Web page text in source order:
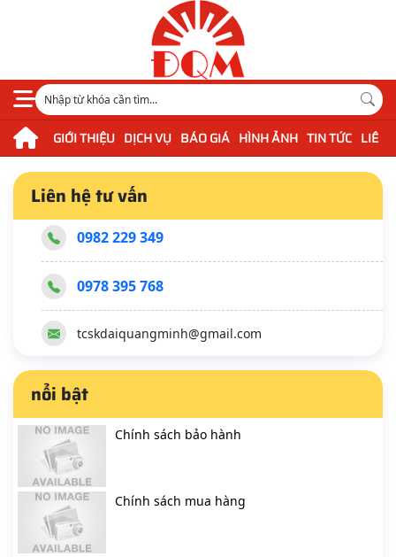
GIỚI THIỆU DỊCH VỤ BÁO GIÁ HÌNH ẢNH TIN TỨC LIÊN
Chính sách trả hàng
30/12/2020 07:23 AM 106 Lượt xem
Nội dung đang cập nhật
Liên hệ tư vấn
0982 229 349
0978 395 768
tcskdaiquangminh@gmail.com
nổi bật
Chính sách bảo hành
Chính sách mua hàng